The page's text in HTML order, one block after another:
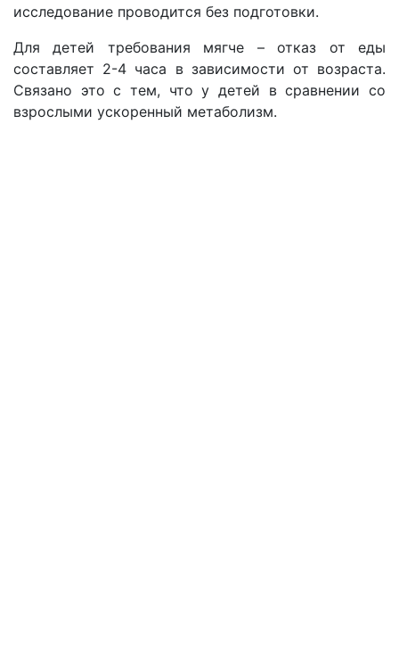
исследование проводится без подготовки.
Для детей требования мягче – отказ от еды
составляет 2-4 часа в зависимости от возраста.
Связано это с тем, что у детей в сравнении со
взрослыми ускоренный метаболизм.